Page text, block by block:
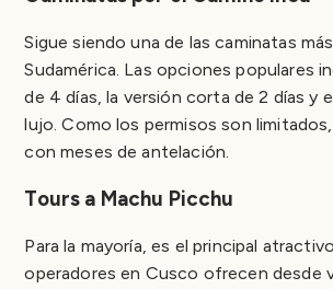
Sigue siendo una de las caminatas
Sudamérica. Las opciones populares
de 4 días, la versión corta de 2 días y
lujo. Como los permisos son
con meses de antelación.
Tours a Machu Picchu
Para la mayoría, es el principal
operadores en Cusco ofrecen desde